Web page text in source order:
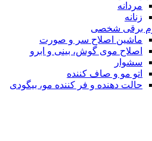
مردانه
زنانه
برقی شخصی
ماشین اصلاح سر و صورت
اصلاح موی گوش، بینی و ابرو
سشوار
اتو مو و صاف کننده
حالت دهنده و فر کننده مو، بیگودی